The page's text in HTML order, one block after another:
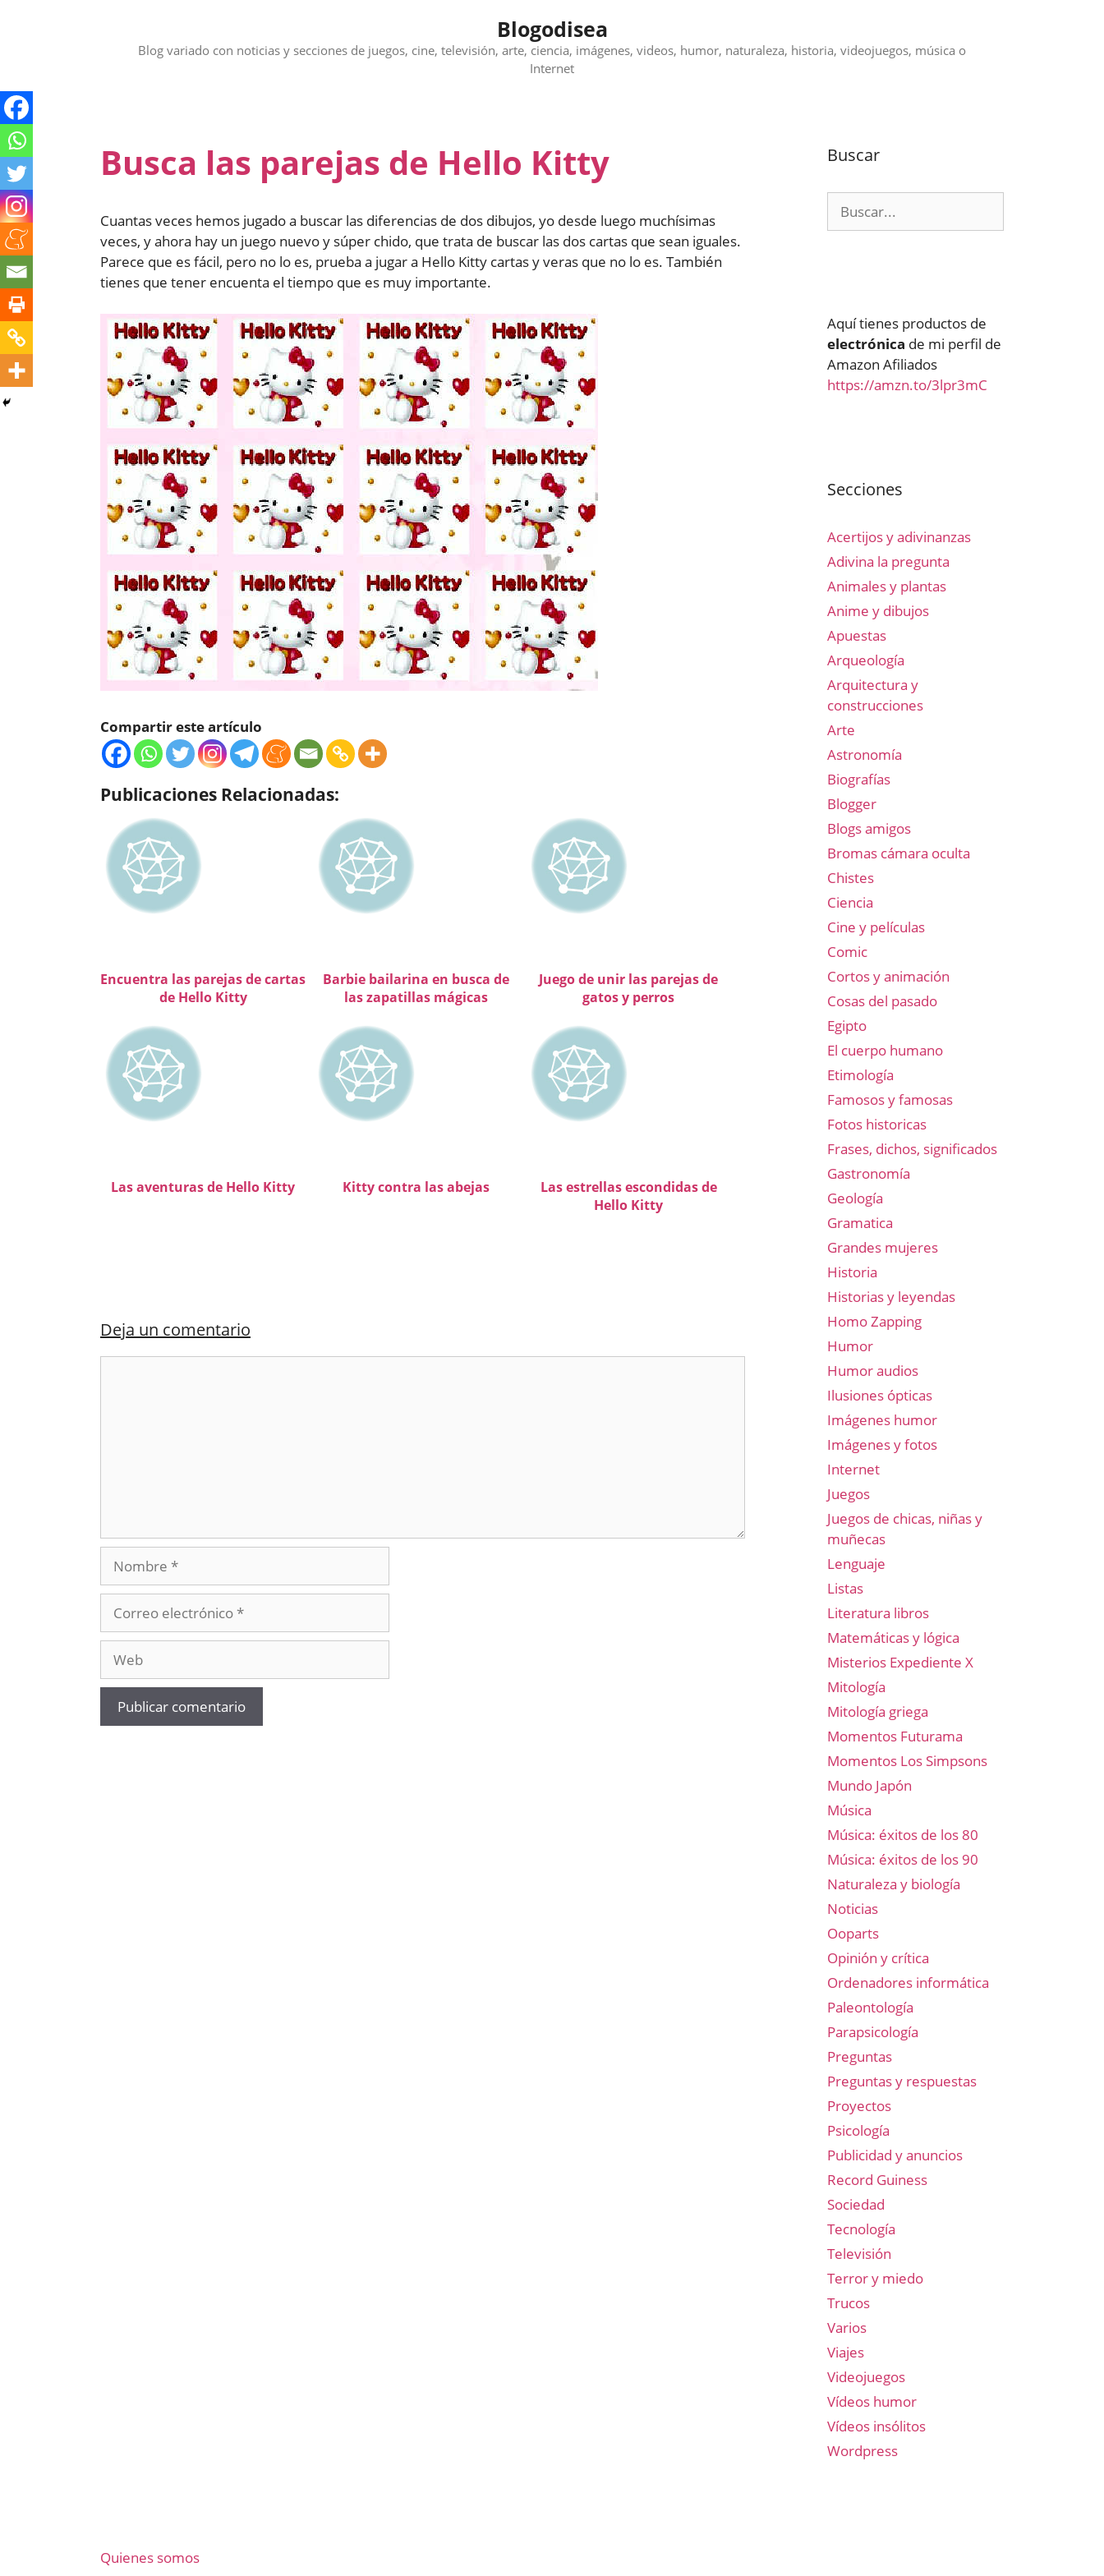
Blogodisea
Blog variado con noticias y secciones de juegos, cine, televisión, arte, ciencia, imágenes, videos, humor, naturaleza, historia, videojuegos, música o
Internet
Busca las parejas de Hello Kitty
Cuantas veces hemos jugado a buscar las diferencias de dos dibujos, yo desde luego muchísimas
veces, y ahora hay un juego nuevo y súper chido, que trata de buscar las dos cartas que sean iguales.
Parece que es fácil, pero no lo es, prueba a jugar a Hello Kitty cartas y veras que no lo es. También
tienes que tener encuenta el tiempo que es muy importante.
Compartir este artículo
Publicaciones Relacionadas:
Encuentra las parejas de cartas
de Hello Kitty
Barbie bailarina en busca de
las zapatillas mágicas
Juego de unir las parejas de
gatos y perros
Las aventuras de Hello Kitty Kitty contra las abejas
Las estrellas escondidas de
Hello Kitty
Deja un comentario
Nombre
electrónico
Buscar
Aquí tienes productos de
electrónica de mi perfil de
Amazon Afiliados
https://amzn.to/3lpr3mC
Secciones
Acertijos y adivinanzas
Adivina la pregunta
Animales y plantas
Anime y dibujos
Apuestas
Arqueología
Arquitectura y
construcciones
Arte
Astronomía
Biografías
Blogger
Blogs amigos
Bromas cámara oculta
Chistes
Ciencia
Cine y películas
Comic
Cortos y animación
Cosas del pasado
Egipto
El cuerpo humano
Etimología
Famosos y famosas
Fotos historicas
Frases, dichos, significados
Gastronomía
Geología
Gramatica
Grandes mujeres
Historia
Historias y leyendas
Homo Zapping
Humor
Humor audios
Ilusiones ópticas
Imágenes humor
Imágenes y fotos
Internet
Juegos
Juegos de chicas, niñas y
muñecas
Lenguaje
Listas
Literatura libros
Matemáticas y lógica
Misterios Expediente X
Mitología
Mitología griega
Momentos Futurama
Momentos Los Simpsons
Mundo Japón
Música
Música: éxitos de los 80
Música: éxitos de los 90
Naturaleza y biología
Noticias
Ooparts
Opinión y crítica
Ordenadores informática
Paleontología
Parapsicología
Preguntas
Preguntas y respuestas
Proyectos
Psicología
Publicidad y anuncios
Record Guiness
Sociedad
Tecnología
Televisión
Terror y miedo
Trucos
Varios
Viajes
Videojuegos
Vídeos humor
Vídeos insólitos
Wordpress
Quienes somos